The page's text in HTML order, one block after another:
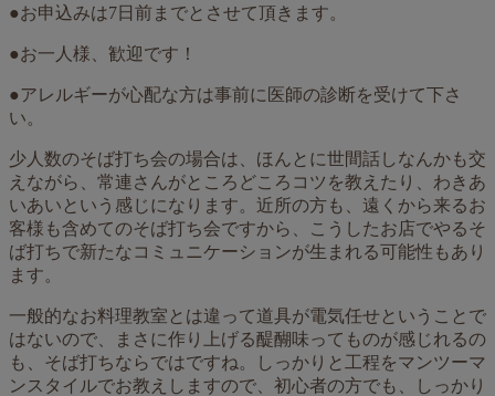
●お申込みは7日前までとさせて頂きます。
●お一人様、歓迎です！
●アレルギーが心配な方は事前に医師の診断を受けて下さ
い。
少人数のそば打ち会の場合は、ほんとに世間話しなんかも交
えながら、常連さんがところどころコツを教えたり、わきあ
いあいという感じになります。近所の方も、遠くから来るお
客様も含めてのそば打ち会ですから、こうしたお店でやるそ
ば打ちで新たなコミュニケーションが生まれる可能性もあり
ます。
一般的なお料理教室とは違って道具が電気任せということで
はないので、まさに作り上げる醍醐味ってものが感じれるの
も、そば打ちならではですね。しっかりと工程をマンツーマ
ンスタイルでお教えしますので、初心者の方でも、しっかり